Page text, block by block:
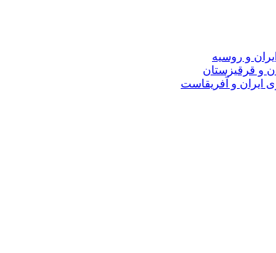
و روسیه
و قرقیزستان
ایران و آفریقاست